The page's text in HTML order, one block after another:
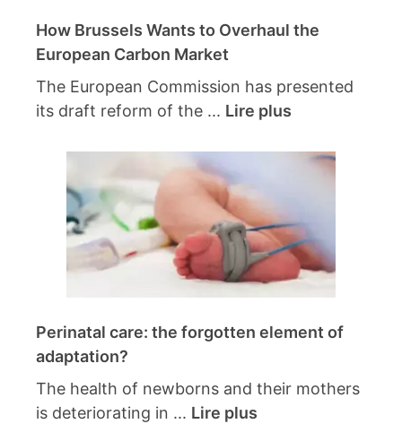
How Brussels Wants to Overhaul the
European Carbon Market
The European Commission has presented
its draft reform of the ... Lire plus
Perinatal care: the forgotten element of
adaptation?
The health of newborns and their mothers
is deteriorating in ... Lire plus